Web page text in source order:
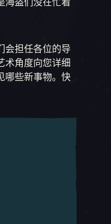
会担任各位的导
术角度向您详细
哪些新事物。快